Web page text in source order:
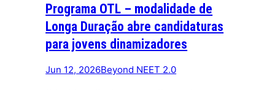
Programa OTL – modalidade de
Longa Duração abre candidaturas
para jovens dinamizadores
Jun 12, 2026Beyond NEET 2.0